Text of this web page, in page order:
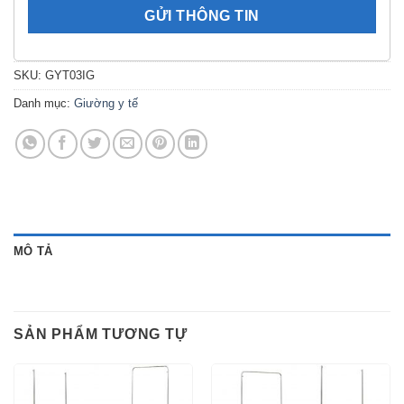
SKU: GYT03IG
Danh mục: Giường y tế
MÔ TẢ
SẢN PHẨM TƯƠNG TỰ